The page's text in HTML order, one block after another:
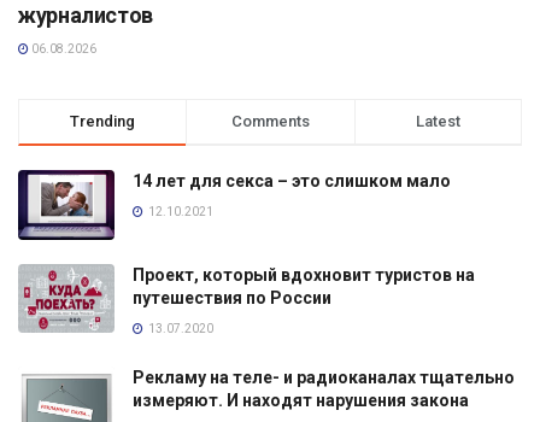
журналистов
06.08.2026
Trending Comments Latest
14 лет для секса – это слишком мало
12.10.2021
Проект, который вдохновит туристов на
путешествия по России
13.07.2020
Рекламу на теле- и радиоканалах тщательно
измеряют. И находят нарушения закона